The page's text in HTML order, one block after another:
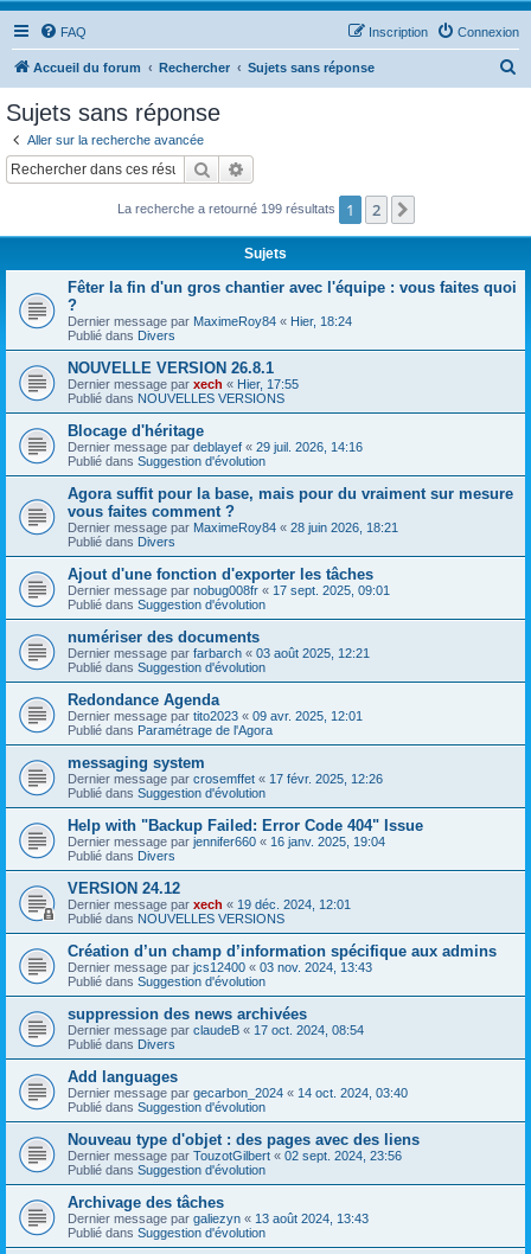
FAQ Connexion
Inscription
Accueil du forum Rechercher Sujets sans réponse
c
Sujets sans réponse
Aller sur la recherche avancée
Rechercher
La recherche a retourné 199 résultats 1 2
Sujets
Fêter la fin d'un gros chantier avec l'équipe : vous faites quoi
?
Dernier message par MaximeRoy84 « Hier, 18:24
Publié dans Divers
NOUVELLE VERSION 26.8.1
Dernier message par xech « Hier, 17:55
Publié dans NOUVELLES VERSIONS
Blocage d'héritage
Dernier message par deblayef « 29 juil. 2026, 14:16
Publié dans Suggestion d'évolution
Agora suffit pour la base, mais pour du vraiment sur mesure
vous faites comment ?
Dernier message par MaximeRoy84 « 28 juin 2026, 18:21
Publié dans Divers
Ajout d'une fonction d'exporter les tâches
Dernier message par nobug008fr « 17 sept. 2025, 09:01
Publié dans Suggestion d'évolution
numériser des documents
Dernier message par farbarch « 03 août 2025, 12:21
Publié dans Suggestion d'évolution
Redondance Agenda
Dernier message par tito2023 « 09 avr. 2025, 12:01
Publié dans Paramétrage de l'Agora
messaging system
Dernier message par crosemffet « 17 févr. 2025, 12:26
Publié dans Suggestion d'évolution
Help with "Backup Failed: Error Code 404" Issue
Dernier message par jennifer660 « 16 janv. 2025, 19:04
Publié dans Divers
VERSION 24.12
Dernier message par xech « 19 déc. 2024, 12:01
Publié dans NOUVELLES VERSIONS
Création d’un champ d’information spécifique aux admins
Dernier message par jcs12400 « 03 nov. 2024, 13:43
Publié dans Suggestion d'évolution
suppression des news archivées
Dernier message par claudeB « 17 oct. 2024, 08:54
Publié dans Divers
Add languages
Dernier message par gecarbon_2024 « 14 oct. 2024, 03:40
Publié dans Suggestion d'évolution
Nouveau type d'objet : des pages avec des liens
Dernier message par TouzotGilbert « 02 sept. 2024, 23:56
Publié dans Suggestion d'évolution
Archivage des tâches
Dernier message par galiezyn « 13 août 2024, 13:43
Publié dans Suggestion d'évolution